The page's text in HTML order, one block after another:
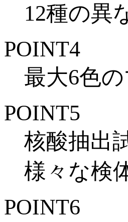
12種の異
POINT4
最大6色
POINT5
核酸抽出
様々な検
POINT6